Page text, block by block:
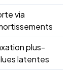
via
plus-
latentes